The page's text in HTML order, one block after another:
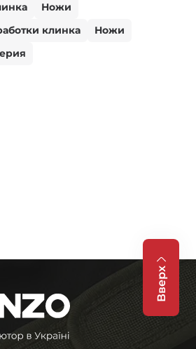
Ножи
клинка
Ножи
Вверх